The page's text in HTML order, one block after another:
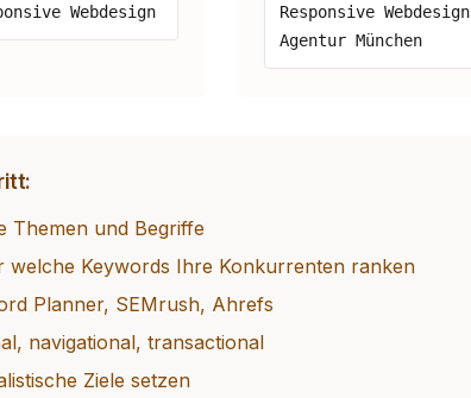
Webdesign
Responsive Webdesign
Agentur München
Themen und Begriffe
welche Keywords Ihre Konkurrenten ranken
Planner, SEMrush, Ahrefs
navigational, transactional
Ziele setzen